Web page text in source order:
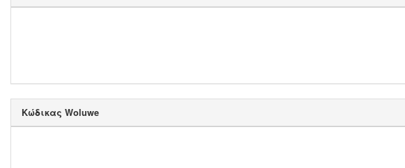
Κώδικας Woluwe